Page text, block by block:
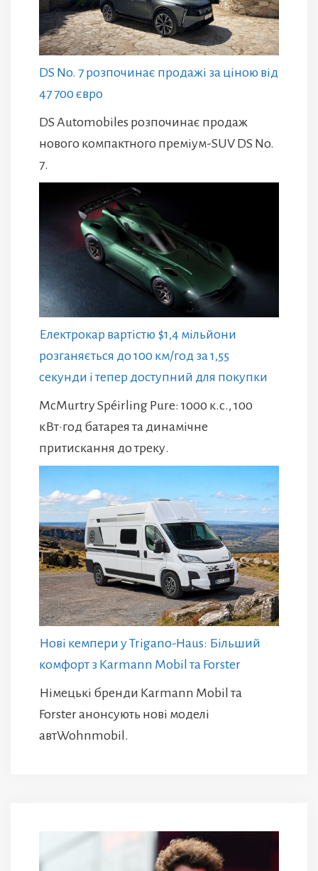
DS No. 7 розпочинає продажі за ціною від
47 700 євро
DS Automobiles розпочинає продаж
нового компактного преміум-SUV DS No.
7.
Електрокар вартістю $1,4 мільйони
розганяється до 100 км/год за 1,55
секунди і тепер доступний для покупки
McMurtry Spéirling Pure: 1000 к.с., 100
кВт·год батарея та динамічне
притискання до треку.
Нові кемпери у Trigano-Haus: Більший
комфорт з Karmann Mobil та Forster
Німецькі бренди Karmann Mobil та
Forster анонсують нові моделі
автWohnmobil.